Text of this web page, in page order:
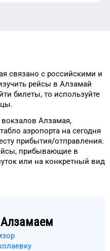
связано с российскими и
рейсы в Алзамай
билеты, то используйте
вокзалов Алзамая,
аэропорта на сегодня
прибытия/отправления.
прибывающие в
или на конкретный вид
Алзамаем